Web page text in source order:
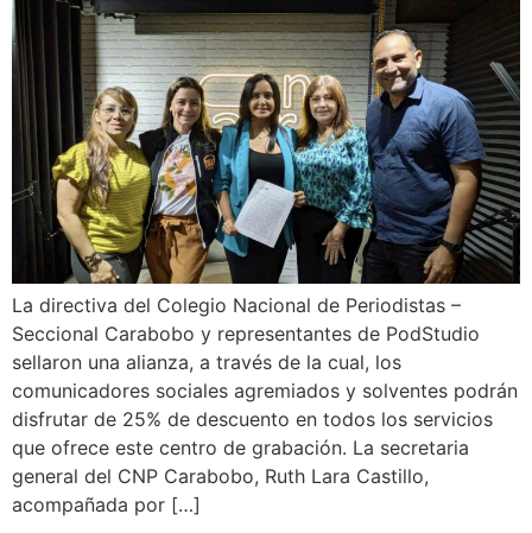
La directiva del Colegio Nacional de Periodistas –
Seccional Carabobo y representantes de PodStudio
sellaron una alianza, a través de la cual, los
comunicadores sociales agremiados y solventes podrán
disfrutar de 25% de descuento en todos los servicios
que ofrece este centro de grabación. La secretaria
general del CNP Carabobo, Ruth Lara Castillo,
acompañada por […]